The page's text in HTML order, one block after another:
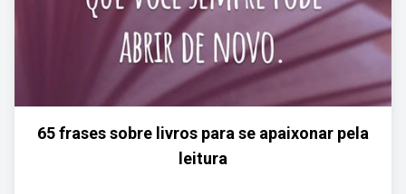
65 frases sobre livros para se apaixonar pela
leitura